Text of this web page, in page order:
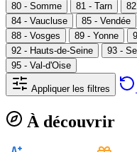
80 - Somme
81 - Tarn
84 - Vaucluse
85 - Vendée
88 - Vosges
89 - Yonne
92 - Hauts-de-Seine
93 -
95 - Val-d'Oise
Appliquer les filtres
À découvrir